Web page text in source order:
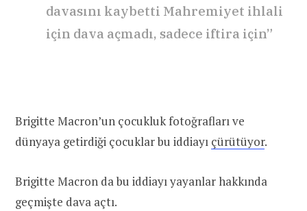
davasını kaybetti Mahremiyet ihlali
için dava açmadı, sadece iftira için”
Brigitte Macron’un çocukluk fotoğrafları ve
dünyaya getirdiği çocuklar bu iddiayı çürütüyor.
Brigitte Macron da bu iddiayı yayanlar hakkında
geçmişte dava açtı.